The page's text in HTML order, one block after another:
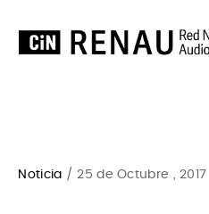
Noticia / 25 de Octubre , 2017